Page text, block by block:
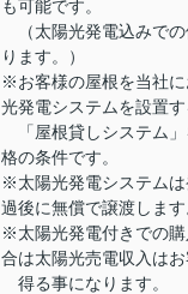
も可能です。
（太陽光発電込みで
ります。）
※お客様の屋根を当社
光発電システムを設置す
「屋根貸しシステム
格の条件です。
※太陽光発電システム
過後に無償で譲渡します
※太陽光発電付きでの
合は太陽光売電収入は
得る事になります。